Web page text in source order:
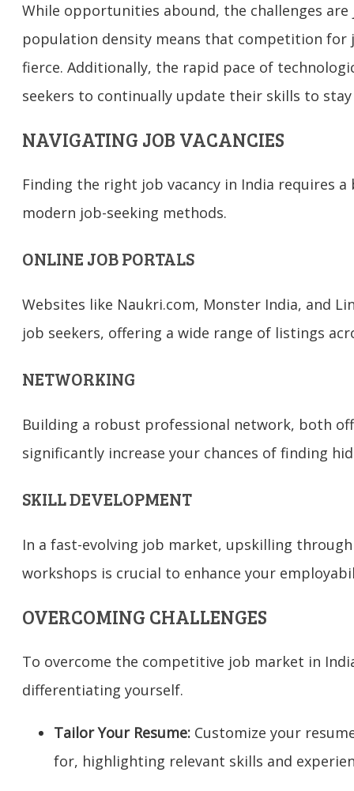
While opportunities abound, the challenges
population density means that competition for
fierce. Additionally, the rapid pace of
seekers to continually update their skills to
NAVIGATING JOB VACANCIES
Finding the right job vacancy in India requires
modern job-seeking methods.
ONLINE JOB PORTALS
Websites like Naukri.com, Monster India, and
job seekers, offering a wide range of listings
NETWORKING
Building a robust professional network, both
significantly increase your chances of finding
SKILL DEVELOPMENT
In a fast-evolving job market, upskilling
workshops is crucial to enhance your
OVERCOMING CHALLENGES
To overcome the competitive job market in
differentiating yourself.
Tailor Your Resume: Customize your
for, highlighting relevant skills and